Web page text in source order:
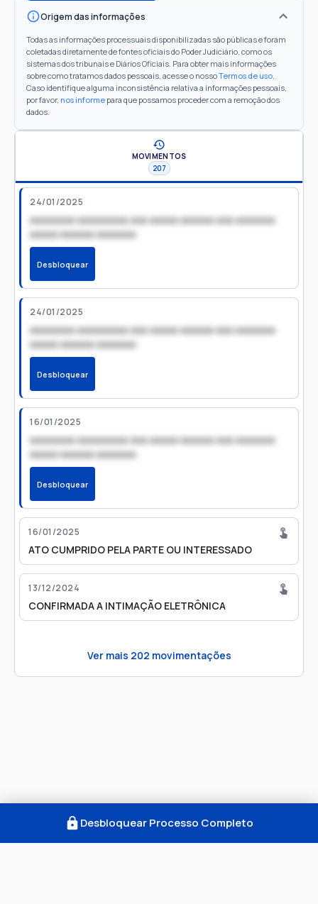
Origem das informações
Todas as informações processuais disponibilizadas são públicas e foram
coletadas diretamente de fontes oficiais do Poder Judiciário, como os
sistemas dos tribunais e Diários Oficiais. Para obter mais informações
sobre como tratamos dados pessoais, acesse o nossoTermos de uso.
Caso identifique alguma inconsistência relativa a informações pessoais,
por favor, nos informe para que possamos proceder com a remoção dos
dados.
MOVIMENTOS
207
24/01/2025
xxxxxxxx xxxxxxxxx xxx xxxxx xxxxxx xxx xxxxxxx
xxxxx xxxxxx xxxxxxx
Desbloquear
24/01/2025
xxxxxxxx xxxxxxxxx xxx xxxxx xxxxxx xxx xxxxxxx
xxxxx xxxxxx xxxxxxx
Desbloquear
16/01/2025
xxxxxxxx xxxxxxxxx xxx xxxxx xxxxxx xxx xxxxxxx
xxxxx xxxxxx xxxxxxx
Desbloquear
16/01/2025
ATO CUMPRIDO PELA PARTE OU INTERESSADO
13/12/2024
CONFIRMADA A INTIMAÇÃO ELETRÔNICA
Ver mais 202 movimentações
Desbloquear Processo Completo